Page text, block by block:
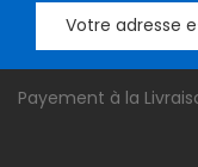
Payement à la